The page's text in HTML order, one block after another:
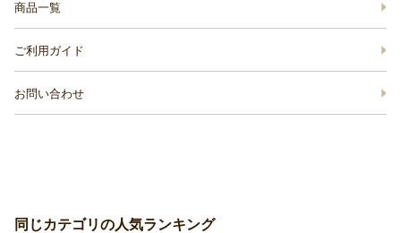
商品一覧
ご利用ガイド
お問い合わせ
同じカテゴリの人気ランキング